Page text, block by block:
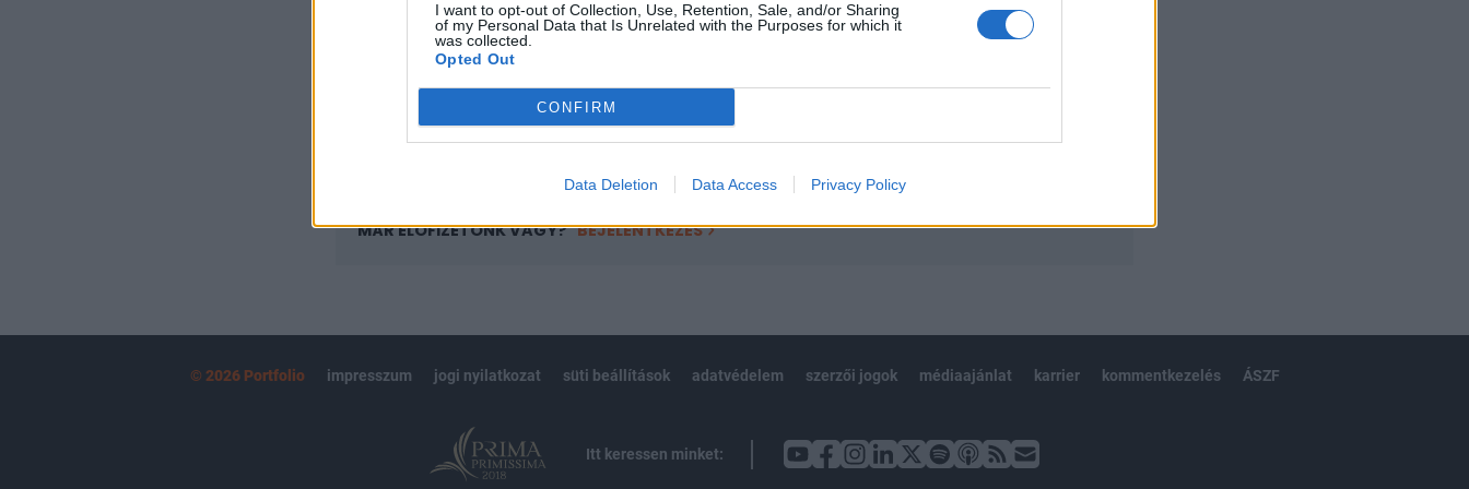
I want to opt-out of Collection, Use, Retention, Sale, and/or Sharing
of my Personal Data that Is Unrelated with the Purposes for which it
was collected.
Opted Out
CONFIRM
Data Deletion Data Access Privacy Policy
Az előfizetés a következőket tartalmazza:
Portfolio.hu teljes cikkarchívum
Kötéslisták: BÉT elmúlt 2 év napon belüli
kötéslistái
MÁR ELŐFIZETŐNK VAGY? BEJELENTKEZÉS
© 2026 Portfolio impresszum jogi nyilatkozat süti beállítások adatvédelem szerzői jogok médiaajánlat karrier kommentkezelés ÁSZF
Itt keressen minket: